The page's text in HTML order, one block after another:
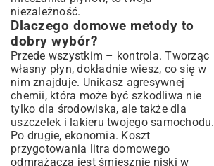
walce z zamarzniętymi szybami
Oszczędność i ekologia – podwójna
korzyść
Porównanie z komercyjnymi
odmrażaczami
Na co uważać, stosując domowe
mieszanki?
Więcej niż odmrażanie: Porady na
zimowe poranki bez skrobania
Jak zapobiegać zamarzaniu szyb?
Inne triki na szybkie odśnieżanie i
niezależność.
Dlaczego domowe metody to
dobry wybór?
Przede wszystkim – kontrola. Tworząc
własny płyn, dokładnie wiesz, co się w
nim znajduje. Unikasz agresywnej
chemii, która może być szkodliwa nie
tylko dla środowiska, ale także dla
uszczelek i lakieru twojego samochodu.
Po drugie, ekonomia. Koszt
przygotowania litra domowego
odmrażacza jest śmiesznie niski w